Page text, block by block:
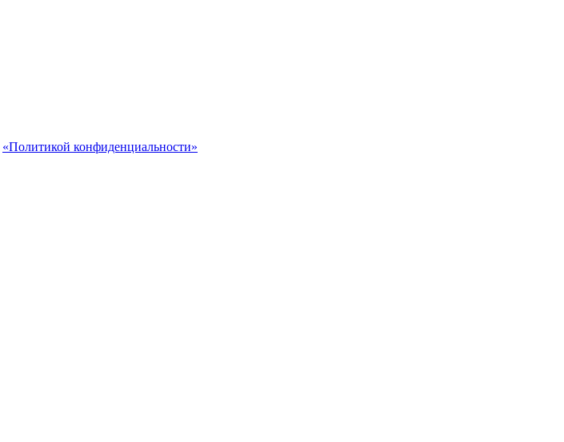
«Политикой конфиденциальности»